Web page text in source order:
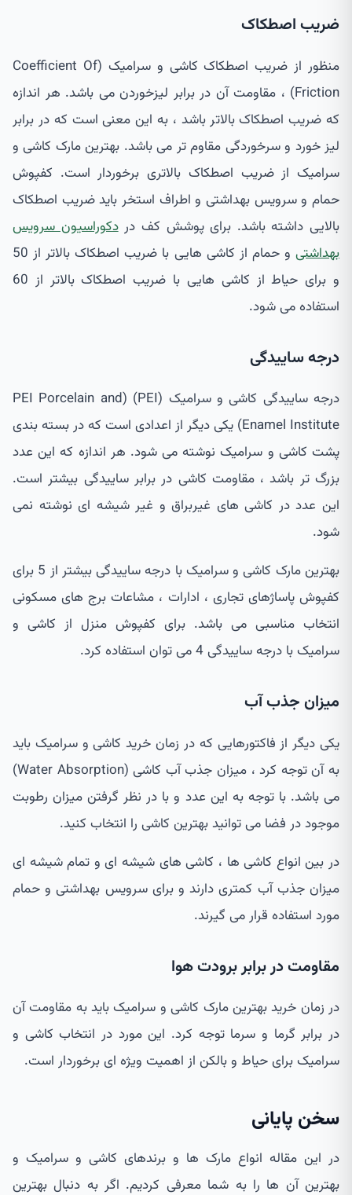
ضریب اصطکاک
منظور از ضریب اصطکاک کاشی و سرامیک (Coefficient Of
Friction) ، مقاومت آن در برابر لیزخوردن می باشد. هر اندازه
که ضریب اصطکاک بالاتر باشد ، به این معنی است که در برابر
لیز خورد و سرخوردگی مقاوم تر می باشد. بهترین مارک کاشی و
سرامیک از ضریب اصطکاک بالاتری برخوردار است. کفپوش
حمام و سرویس بهداشتی و اطراف استخر باید ضریب اصطکاک
بالایی داشته باشد. برای پوشش کف دردکوراسیون سرویس
بهداشتی
و حمام از کاشی هایی با ضریب اصطکاک بالاتر از 50
و برای حیاط از کاشی هایی با ضریب اصطکاک بالاتر از 60
استفاده می شود.
درجه ساییدگی
درجه ساییدگی کاشی و سرامیک (PEI) (PEI Porcelain and
Enamel Institute) یکی دیگر از اعدادی است که در بسته بندی
پشت کاشی و سرامیک نوشته می شود. هر اندازه که این عدد
بزرگ تر باشد ، مقاومت کاشی در برابر ساییدگی بیشتر است.
این عدد در کاشی های غیربراق و غیر شیشه ای نوشته نمی
شود.
بهترین مارک کاشی و سرامیک با درجه ساییدگی بیشتر از 5 برای
کفپوش پاساژهای تجاری ، ادارات ، مشاعات برج های مسکونی
انتخاب مناسبی می باشد. برای کفپوش منزل از کاشی و
سرامیک با درجه ساییدگی 4 می توان استفاده کرد.
میزان جذب آب
یکی دیگر از فاکتورهایی که در زمان خرید کاشی و سرامیک باید
به آن توجه کرد ، میزان جذب آب کاشی (Water Absorption)
می باشد. با توجه به این عدد و با در نظر گرفتن میزان رطوبت
موجود در فضا می توانید بهترین کاشی را انتخاب کنید.
در بین انواع کاشی ها ، کاشی های شیشه ای و تمام شیشه ای
میزان جذب آب کمتری دارند و برای سرویس بهداشتی و حمام
مورد استفاده قرار می گیرند.
مقاومت در برابر برودت هوا
در زمان خرید بهترین مارک کاشی و سرامیک باید به مقاومت آن
در برابر گرما و سرما توجه کرد. این مورد در انتخاب کاشی و
سرامیک برای حیاط و بالکن از اهمیت ویژه ای برخوردار است.
سخن پایانی
در این مقاله انواع مارک ها و برندهای کاشی و سرامیک و
بهترین آن ها را به شما معرفی کردیم. اگر به دنبال بهترین